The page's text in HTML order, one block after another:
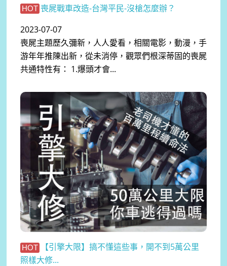
HOT 喪屍戰車改造-台灣平民-沒槍怎麼辦？
2023-07-07
喪屍主題歷久彌新，人人愛看，相關電影，動漫，手
游年年推陳出新，從未消停，觀眾們根深蒂固的喪屍
共通特性有： 1.爆頭才會...
HOT
【引擎大限】搞不懂這些事，開不到5萬公里
照樣大修...